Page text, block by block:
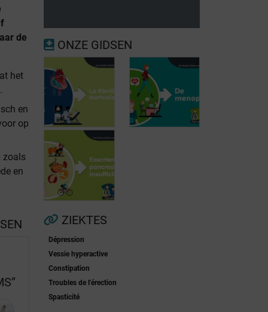
de
het
en
op
zoals
en
ONZE GIDSEN
Voorkamerfibrillatie
Exocriene
pancreas-
insufficiëntie
ZIEKTES
Dépression
Vessie hyperactive
Constipation
Troubles de l'érection
Spasticité